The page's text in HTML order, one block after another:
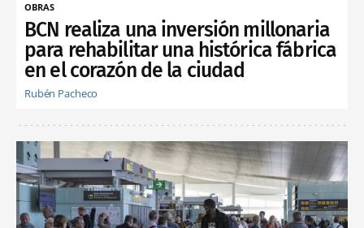
OBRAS
BCN realiza una inversión millonaria
para rehabilitar una histórica fábrica
en el corazón de la ciudad
Rubén Pacheco